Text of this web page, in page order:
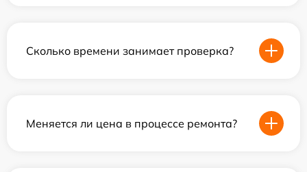
Сколько времени занимает проверка?
Меняется ли цена в процессе ремонта?